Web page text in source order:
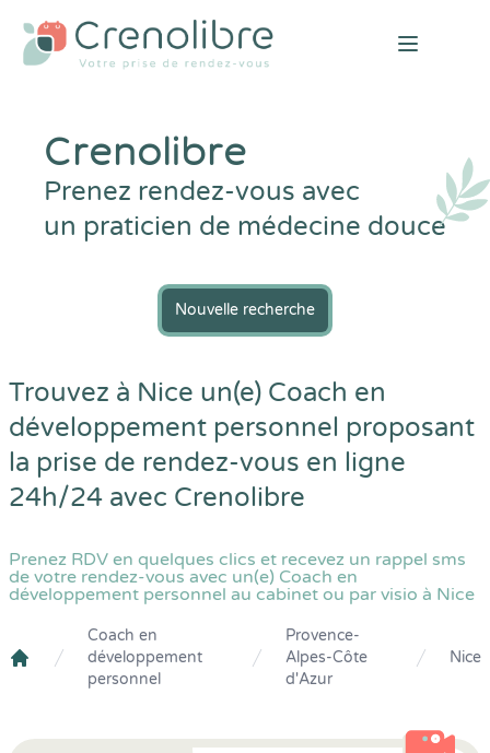
Open
Crenolibre
Prenez rendez-vous avec
un praticien de médecine douce
Nouvelle recherche
Trouvez à Nice un(e) Coach en
développement personnel proposant
la prise de rendez-vous en ligne
24h/24 avec Crenolibre
Prenez RDV en quelques clics et recevez un rappel sms
de votre rendez-vous avec un(e) Coach en
développement personnel au cabinet ou par visio à Nice
Crenolibre
Coach en
développement
personnel
Provence-
Alpes-Côte
d'Azur
Nice